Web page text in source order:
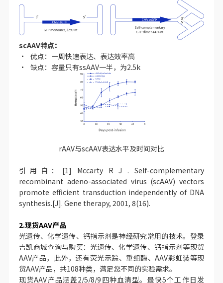
scAAV特点：
• 优点：一周快速表达、表达效率高
• 缺点：容量只有ssAAV一半，为2.5k
rAAV与scAAV表达水平及时间对比
引用自：[1] Mccarty R J . Self-complementary
recombinant adeno-associated virus (scAAV) vectors
promote efficient transduction independently of DNA
synthesis.[J]. Gene therapy, 2001, 8(16).
2.现货AAV产品
光遗传、化学遗传、钙指示剂是神经研究常用的技术。登录
吉凯商城查询与购买：光遗传、化学遗传、钙指示剂等现货
AAV产品，此外，还有荧光示踪、重组酶、AAV彩虹装等现
货AAV产品，共108种类，满足您不同的实验需求。
现货AAV产品涵盖2/5/8/9四种血清型。最快5个工作日发